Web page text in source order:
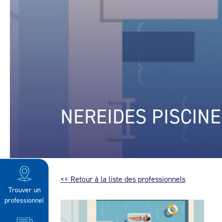
Trouver un
professionnel
NEREIDES
<< Retour à la liste des professionnels